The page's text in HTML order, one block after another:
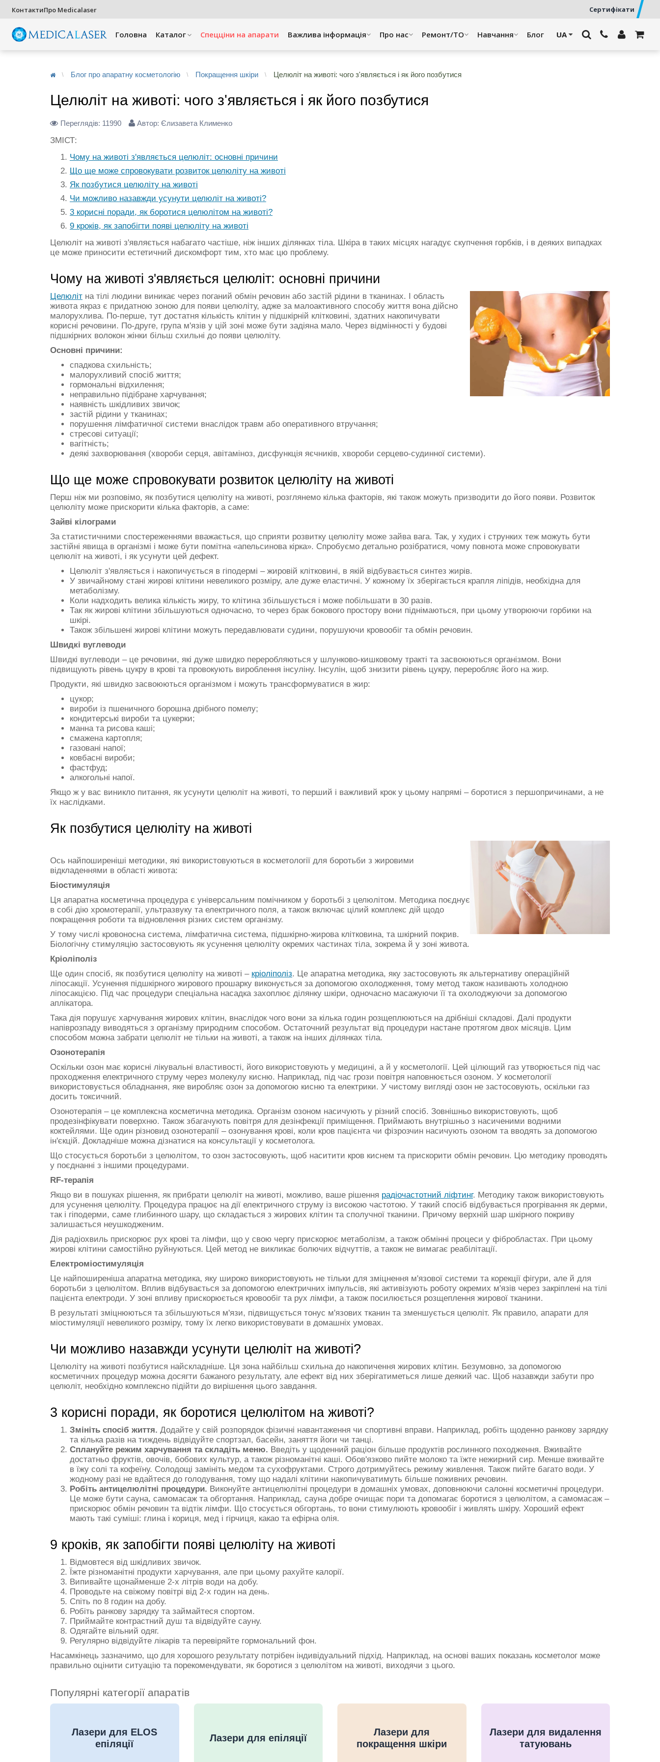
КонтактиПро Medicalaser Сертифікати
Головна Каталог Спецціни на апарати Важлива інформація Про нас Ремонт/ТО Навчання Блог
Блог про апаратну косметологію Покращення шкіри Целюліт на животі: чого з'являється і як його позбутися
Целюліт на животі: чого з'являється і як його позбутися
Переглядів: 11990 Автор: Єлизавета Клименко
ЗМІСТ:
Чому на животі з'являється целюліт: основні причини
Що ще може спровокувати розвиток целюліту на животі
Як позбутися целюліту на животі
Чи можливо назавжди усунути целюліт на животі?
3 корисні поради, як боротися целюлітом на животі?
9 кроків, як запобігти появі целюліту на животі
Целюліт на животі з'являється набагато частіше, ніж інших ділянках тіла. Шкіра в таких місцях нагадує скупчення горбків, і в деяких випадках
це може приносити естетичний дискомфорт тим, хто має цю проблему.
Чому на животі з'являється целюліт: основні причини
Целюліт на тілі людини виникає через поганий обмін речовин або застій рідини в тканинах. І область
живота якраз є придатною зоною для появи целюліту, адже за малоактивного способу життя вона дійсно
малорухлива. По-перше, тут достатня кількість клітин у підшкірній клітковині, здатних накопичувати
корисні речовини. По-друге, група м'язів у цій зоні може бути задіяна мало. Через відмінності у будові
підшкірних волокон жінки більш схильні до появи целюліту.
Основні причини:
спадкова схильність;
малорухливий спосіб життя;
гормональні відхилення;
неправильно підібране харчування;
наявність шкідливих звичок;
застій рідини у тканинах;
порушення лімфатичної системи внаслідок травм або оперативного втручання;
стресові ситуації;
вагітність;
деякі захворювання (хвороби серця, авітаміноз, дисфункція яєчників, хвороби серцево-судинної системи).
Що ще може спровокувати розвиток целюліту на животі
Перш ніж ми розповімо, як позбутися целюліту на животі, розглянемо кілька факторів, які також можуть призводити до його появи. Розвиток
целюліту може прискорити кілька факторів, а саме:
Зайві кілограми
За статистичними спостереженнями вважається, що сприяти розвитку целюліту може зайва вага. Так, у худих і струнких теж можуть бути
застійні явища в організмі і може бути помітна «апельсинова кірка». Спробуємо детально розібратися, чому повнота може спровокувати
целюліт на животі, і як усунути цей дефект.
Целюліт з'являється і накопичується в гіподермі – жировій клітковині, в якій відбувається синтез жирів.
У звичайному стані жирові клітини невеликого розміру, але дуже еластичні. У кожному їх зберігається крапля ліпідів, необхідна для
метаболізму.
Коли надходить велика кількість жиру, то клітина збільшується і може побільшати в 30 разів.
Так як жирові клітини збільшуються одночасно, то через брак бокового простору вони піднімаються, при цьому утворюючи горбики на
шкірі.
Також збільшені жирові клітини можуть передавлювати судини, порушуючи кровообіг та обмін речовин.
Швидкі вуглеводи
Швидкі вуглеводи – це речовини, які дуже швидко переробляються у шлунково-кишковому тракті та засвоюються організмом. Вони
підвищують рівень цукру в крові та провокують вироблення інсуліну. Інсулін, щоб знизити рівень цукру, переробляє його на жир.
Продукти, які швидко засвоюються організмом і можуть трансформуватися в жир:
цукор;
вироби із пшеничного борошна дрібного помелу;
кондитерські вироби та цукерки;
манна та рисова каші;
смажена картопля;
газовані напої;
ковбасні вироби;
фастфуд;
алкогольні напої.
Якщо ж у вас виникло питання, як усунути целюліт на животі, то перший і важливий крок у цьому напрямі – боротися з першопричинами, а не
їх наслідками.
Як позбутися целюліту на животі
Ось найпоширеніші методики, які використовуються в косметології для боротьби з жировими
відкладеннями в області живота:
Біостимуляція
Ця апаратна косметична процедура є універсальним помічником у боротьбі з целюлітом. Методика поєднує
в собі дію хромотерапії, ультразвуку та електричного поля, а також включає цілий комплекс дій щодо
покращення роботи та відновлення різних систем організму.
У тому числі кровоносна система, лімфатична система, підшкірно-жирова клітковина, та шкірний покрив.
Біологічну стимуляцію застосовують як усунення целюліту окремих частинах тіла, зокрема й у зоні живота.
Кріоліполіз
Ще один спосіб, як позбутися целюліту на животі – кріоліполіз. Це апаратна методика, яку застосовують як альтернативу операційній
ліпосакції. Усунення підшкірного жирового прошарку виконується за допомогою охолодження, тому метод також називають холодною
ліпосакцією. Під час процедури спеціальна насадка захоплює ділянку шкіри, одночасно масажуючи її та охолоджуючи за допомогою
аплікатора.
Така дія порушує харчування жирових клітин, внаслідок чого вони за кілька годин розщеплюються на дрібніші складові. Далі продукти
напіврозпаду виводяться з організму природним способом. Остаточний результат від процедури настане протягом двох місяців. Цим
способом можна забрати целюліт не тільки на животі, а також на інших ділянках тіла.
Озонотерапія
Оскільки озон має корисні лікувальні властивості, його використовують у медицині, а й у косметології. Цей цілющий газ утворюється під час
проходження електричного струму через молекулу кисню. Наприклад, під час грози повітря наповнюється озоном. У косметології
використовується обладнання, яке виробляє озон за допомогою кисню та електрики. У чистому вигляді озон не застосовують, оскільки газ
досить токсичний.
Озонотерапія – це комплексна косметична методика. Організм озоном насичують у різний спосіб. Зовнішньо використовують, щоб
продезінфікувати поверхню. Також збагачують повітря для дезінфекції приміщення. Приймають внутрішньо з насиченими водними
коктейлями. Ще один різновид озонотерапії – озонування крові, коли кров пацієнта чи фізрозчин насичують озоном та вводять за допомогою
ін'єкцій. Докладніше можна дізнатися на консультації у косметолога.
Що стосується боротьби з целюлітом, то озон застосовують, щоб наситити кров киснем та прискорити обмін речовин. Цю методику проводять
у поєднанні з іншими процедурами.
RF-терапія
Якщо ви в пошуках рішення, як прибрати целюліт на животі, можливо, ваше рішення радіочастотний ліфтинг. Методику також використовують
для усунення целюліту. Процедура працює на дії електричного струму із високою частотою. У такий спосіб відбувається прогрівання як дерми,
так і гіподерми, саме глибинного шару, що складається з жирових клітин та сполучної тканини. Причому верхній шар шкірного покриву
залишається неушкодженим.
Дія радіохвиль прискорює рух крові та лімфи, що у свою чергу прискорює метаболізм, а також обмінні процеси у фібробластах. При цьому
жирові клітини самостійно руйнуються. Цей метод не викликає болючих відчуттів, а також не вимагає реабілітації.
Електроміостимуляція
Це найпоширеніша апаратна методика, яку широко використовують не тільки для зміцнення м'язової системи та корекції фігури, але й для
боротьби з целюлітом. Вплив відбувається за допомогою електричних імпульсів, які активізують роботу окремих м'язів через закріплені на тілі
пацієнта електроди. У зоні впливу прискорюється кровообіг та рух лімфи, а також посилюється розщеплення жирової тканини.
В результаті зміцнюються та збільшуються м'язи, підвищується тонус м'язових тканин та зменшується целюліт. Як правило, апарати для
міостимуляції невеликого розміру, тому їх легко використовувати в домашніх умовах.
Чи можливо назавжди усунути целюліт на животі?
Целюліту на животі позбутися найскладніше. Ця зона найбільш схильна до накопичення жирових клітин. Безумовно, за допомогою
косметичних процедур можна досягти бажаного результату, але ефект від них зберігатиметься лише деякий час. Щоб назавжди забути про
целюліт, необхідно комплексно підійти до вирішення цього завдання.
3 корисні поради, як боротися целюлітом на животі?
Змініть спосіб життя. Додайте у свій розпорядок фізичні навантаження чи спортивні вправи. Наприклад, робіть щоденно ранкову зарядку
та кілька разів на тиждень відвідуйте спортзал, басейн, заняття йоги чи танці.
Сплануйте режим харчування та складіть меню. Введіть у щоденний раціон більше продуктів рослинного походження. Вживайте
достатньо фруктів, овочів, бобових культур, а також різноманітні каші. Обов'язково пийте молоко та їжте нежирний сир. Менше вживайте
в їжу солі та кофеїну. Солодощі замініть медом та сухофруктами. Строго дотримуйтесь режиму живлення. Також пийте багато води. У
жодному разі не вдайтеся до голодування, тому що надалі клітини накопичуватимуть більше поживних речовин.
Робіть антицелюлітні процедури. Виконуйте антицелюлітні процедури в домашніх умовах, доповнюючи салонні косметичні процедури.
Це може бути сауна, самомасаж та обгортання. Наприклад, сауна добре очищає пори та допомагає боротися з целюлітом, а самомасаж –
прискорює обмін речовин та відтік лімфи. Що стосується обгортань, то вони стимулюють кровообіг і живлять шкіру. Хороший ефект
мають такі суміші: глина і кориця, мед і гірчиця, какао та ефірна олія.
9 кроків, як запобігти появі целюліту на животі
Відмовтеся від шкідливих звичок.
Їжте різноманітні продукти харчування, але при цьому рахуйте калорії.
Випивайте щонайменше 2-х літрів води на добу.
Проводьте на свіжому повітрі від 2-х годин на день.
Спіть по 8 годин на добу.
Робіть ранкову зарядку та займайтеся спортом.
Приймайте контрастний душ та відвідуйте сауну.
Одягайте вільний одяг.
Регулярно відвідуйте лікарів та перевіряйте гормональний фон.
Насамкінець зазначимо, що для хорошого результату потрібен індивідуальний підхід. Наприклад, на основі ваших показань косметолог може
правильно оцінити ситуацію та порекомендувати, як боротися з целюлітом на животі, виходячи з цього.
Популярні категорії апаратів
Лазери для ELOS
епіляції
Лазери для епіляції
Лазери для
покращення шкіри
Лазери для видалення
татуювань